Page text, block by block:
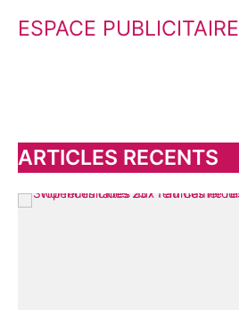
c
h
e
r
ESPACE PUBLICITAIRE
ARTICLES RECENTS